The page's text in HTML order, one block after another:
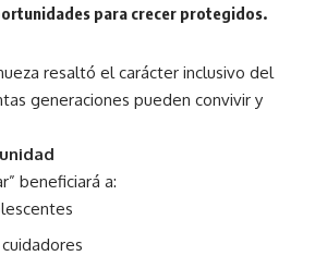
para crecer protegidos.
resaltó el carácter inclusivo del
generaciones pueden convivir y
beneficiará a: